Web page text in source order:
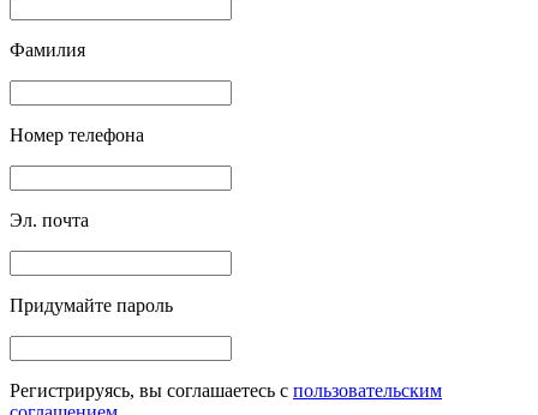
Фамилия
Номер телефона
Эл. почта
Придумайте пароль
Регистрируясь, вы соглашаетесь c пользовательским